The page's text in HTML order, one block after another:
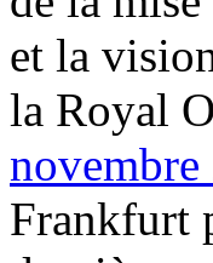
et la
la Royal
novembre
Frankfurt